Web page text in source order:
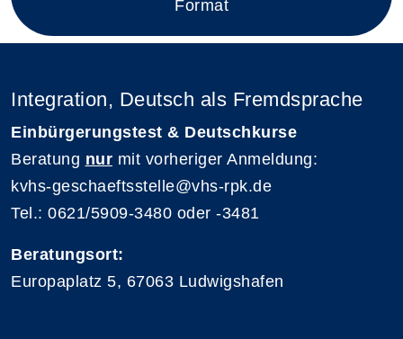
Format
Integration, Deutsch als Fremdsprache
Einbürgerungstest & Deutschkurse
Beratung nur mit vorheriger Anmeldung:
kvhs-geschaeftsstelle@vhs-rpk.de
Tel.: 0621/5909-3480 oder -3481
Beratungsort:
Europaplatz 5, 67063 Ludwigshafen